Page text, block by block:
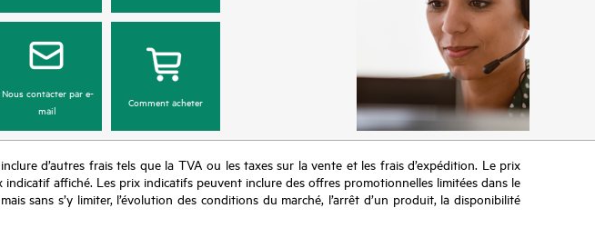
Nous contacter par e-
mail
Comment acheter
d’autres frais tels que la TVA ou les taxes sur la vente et les frais d’expédition. Le prix
affiché. Les prix indicatifs peuvent inclure des offres promotionnelles limitées dans le
sans s’y limiter, l’évolution des conditions du marché, l’arrêt d’un produit, la disponibilité